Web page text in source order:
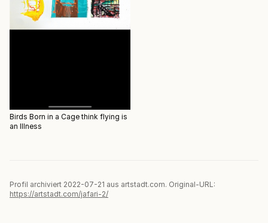
Birds Born in a Cage think flying is
an Illness
Profil archiviert 2022-07-21 aus artstadt.com. Original-URL:
https://artstadt.com/jafari-2/